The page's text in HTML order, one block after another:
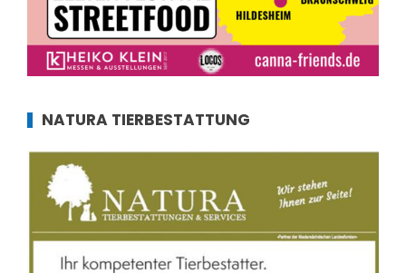
NATURA TIERBESTATTUNG